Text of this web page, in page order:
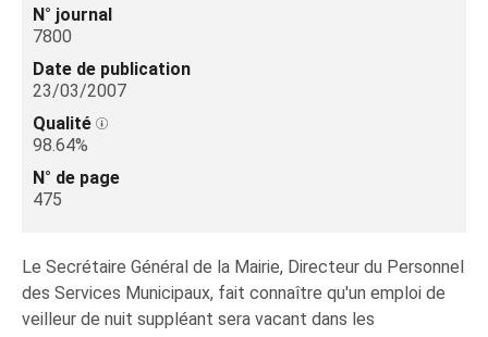
N° journal
7800
Date de publication
23/03/2007
Qualité
98.64%
N° de page
475
Le Secrétaire Général de la Mairie, Directeur du Personnel
des Services Municipaux, fait connaître qu'un emploi de
veilleur de nuit suppléant sera vacant dans les